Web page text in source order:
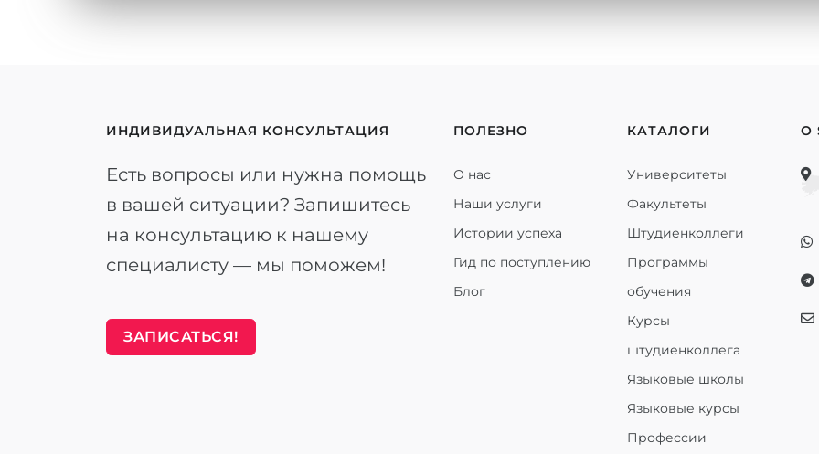
ИНДИВИДУАЛЬНАЯ КОНСУЛЬТАЦИЯ
Есть вопросы или нужна помощь
в вашей ситуации? Запишитесь
на консультацию к нашему
специалисту — мы поможем!
ЗАПИСАТЬСЯ!
ПОЛЕЗНО
О нас
Наши услуги
Истории успеха
Гид по поступлению
Блог
КАТАЛОГИ
Университеты
Факультеты
Штудиенколлеги
Программы
обучения
Курсы
штудиенколлега
Языковые школы
Языковые курсы
Профессии
О